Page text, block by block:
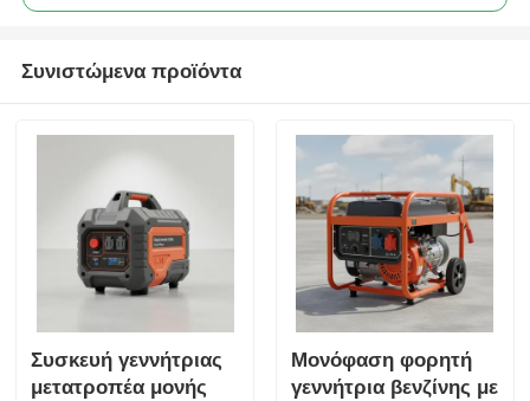
Συνιστώμενα προϊόντα
Συσκευή γεννήτριας
μετατροπέα μονής
Μονόφαση φορητή
γεννήτρια βενζίνης με